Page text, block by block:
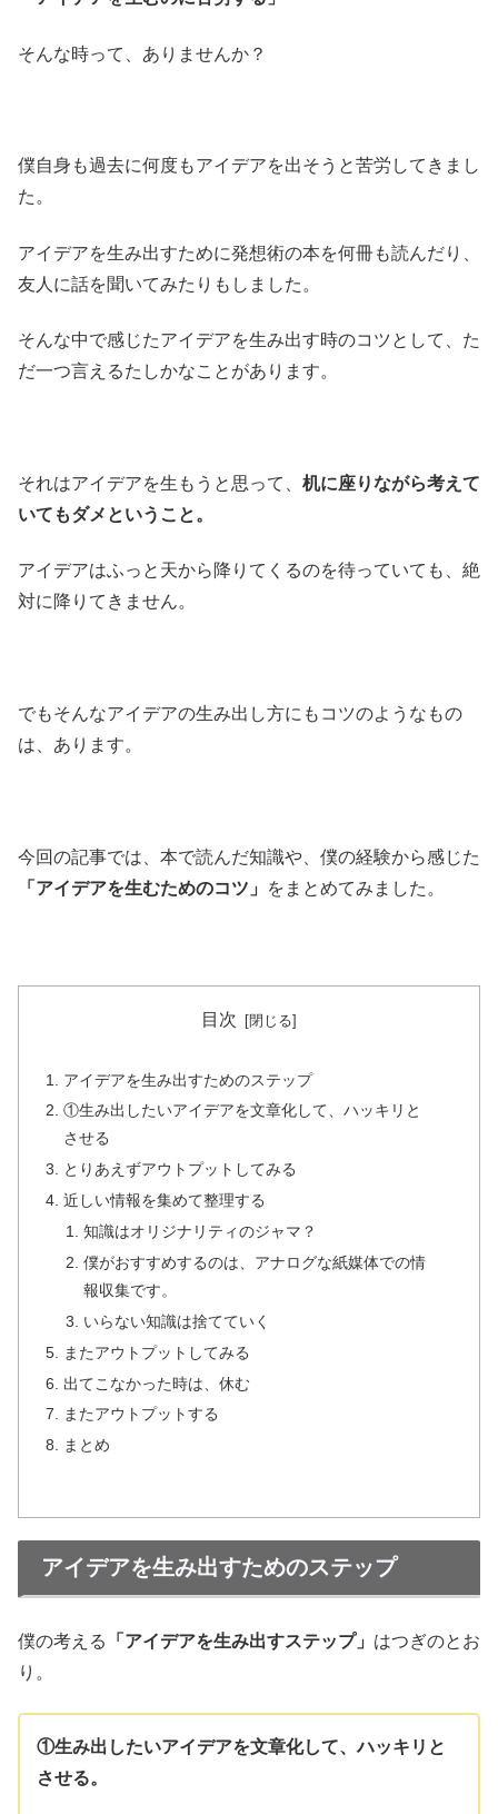
そんな時って、ありませんか？
僕自身も過去に何度もアイデアを出そうと苦労してきまし
た。
アイデアを生み出すために発想術の本を何冊も読んだり、
友人に話を聞いてみたりもしました。
そんな中で感じたアイデアを生み出す時のコツとして、た
だ一つ言えるたしかなことがあります。
それはアイデアを生もうと思って、 机に座りながら考えて
いてもダメということ。
アイデアはふっと天から降りてくるのを待っていても、絶
対に降りてきません。
でもそんなアイデアの生み出し方にもコツのようなもの
は、あります。
今回の記事では、本で読んだ知識や、僕の経験から感じた
「アイデアを生むためのコツ」
をまとめてみました。
目次
アイデアを生み出すためのステップ
①生み出したいアイデアを文章化して、ハッキリと
させる
とりあえずアウトプットしてみる
近しい情報を集めて整理する
知識はオリジナリティのジャマ？
僕がおすすめするのは、アナログな紙媒体での情
報収集です。
いらない知識は捨てていく
またアウトプットしてみる
出てこなかった時は、休む
またアウトプットする
まとめ
アイデアを生み出すためのステップ
僕の考える 「アイデアを生み出すステップ」 はつぎのとお
り。
①生み出したいアイデアを文章化して、ハッキリと
させる。